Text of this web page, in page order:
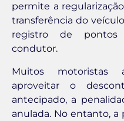
permite a
transferência do
registro de
condutor.
Muitos motoristas
aproveitar o
antecipado, a
anulada. No entanto,